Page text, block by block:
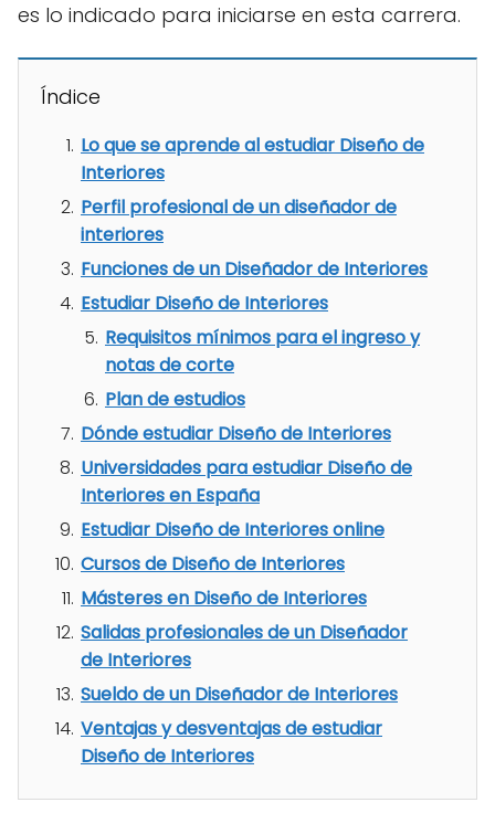
es lo indicado para iniciarse en esta carrera.
Índice
Lo que se aprende al estudiar Diseño de
Interiores
Perfil profesional de un diseñador de
interiores
Funciones de un Diseñador de Interiores
Estudiar Diseño de Interiores
Requisitos mínimos para el ingreso y
notas de corte
Plan de estudios
Dónde estudiar Diseño de Interiores
Universidades para estudiar Diseño de
Interiores en España
Estudiar Diseño de Interiores online
Cursos de Diseño de Interiores
Másteres en Diseño de Interiores
Salidas profesionales de un Diseñador
de Interiores
Sueldo de un Diseñador de Interiores
Ventajas y desventajas de estudiar
Diseño de Interiores